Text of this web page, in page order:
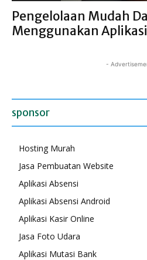
Pengelolaan Mudah
Menggunakan
-
sponsor
Hosting Murah
Jasa Pembuatan Website
Aplikasi Absensi
Aplikasi Absensi Android
Aplikasi Kasir Online
Jasa Foto Udara
Aplikasi Mutasi Bank